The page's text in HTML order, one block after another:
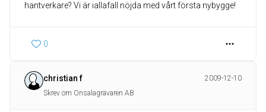
hantverkare? Vi är iallafall nöjda med vårt första nybygge!
0
christian f
2009-12-10
Skrev om Onsalagrävaren AB